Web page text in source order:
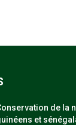
de la
et